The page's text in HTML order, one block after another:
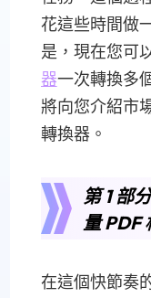
花這些時間做
是，現在您可
器一次轉換多
將向您介紹市
轉換器。
第 1 部
量 PDF
在這個快節奏